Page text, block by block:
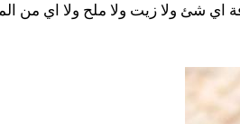
شئ ولا زيت ولا ملح ولا اي من